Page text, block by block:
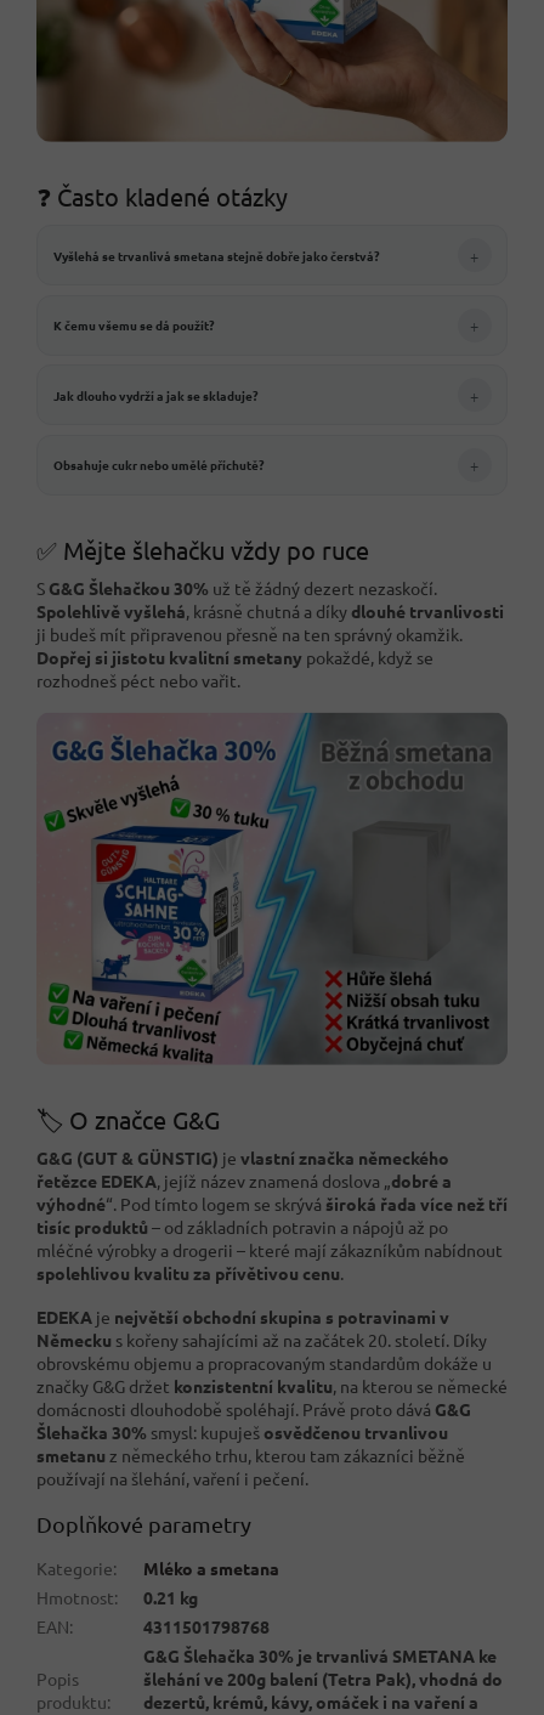
❓ Často kladené otázky
Vyšlehá se trvanlivá smetana stejně dobře jako čerstvá? +
K čemu všemu se dá použít? +
Jak dlouho vydrží a jak se skladuje? +
Obsahuje cukr nebo umělé příchutě? +
✅ Mějte šlehačku vždy po ruce
S G&G Šlehačkou 30% už tě žádný dezert nezaskočí.
Spolehlivě vyšlehá , krásně chutná a díky dlouhé trvanlivosti
ji budeš mít připravenou přesně na ten správný okamžik.
Dopřej si jistotu kvalitní smetany pokaždé, když se
rozhodneš péct nebo vařit.
🏷️ O značce G&G
G&G (GUT & GÜNSTIG) je vlastní značka německého
řetězce EDEKA, jejíž název znamená doslova „dobré a
výhodné“. Pod tímto logem se skrývá široká řada více než tří
tisíc produktů – od základních potravin a nápojů až po
mléčné výrobky a drogerii – které mají zákazníkům nabídnout
spolehlivou kvalitu za přívětivou cenu.
EDEKA je největší obchodní skupina s potravinami v
Německu s kořeny sahajícími až na začátek 20. století. Díky
obrovskému objemu a propracovaným standardům dokáže u
značky G&G držet konzistentní kvalitu, na kterou se německé
domácnosti dlouhodobě spoléhají. Právě proto dává G&G
Šlehačka 30% smysl: kupuješ osvědčenou trvanlivou
smetanu z německého trhu, kterou tam zákazníci běžně
používají na šlehání, vaření i pečení.
Doplňkové parametry
Kategorie:
Mléko a smetana
Hmotnost:
0.21 kg
EAN: 4311501798768
Popis
produktu:
G&G Šlehačka 30% je trvanlivá SMETANA ke
šlehání ve 200g balení (Tetra Pak), vhodná do
dezertů, krémů, kávy, omáček i na vaření a